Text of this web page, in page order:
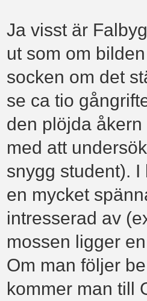
Ja visst är
ut som om
socken om det
se ca tio
den plöjda
med att
snygg student).
en mycket
intresserad av
mossen ligger
Om man följer
kommer man till